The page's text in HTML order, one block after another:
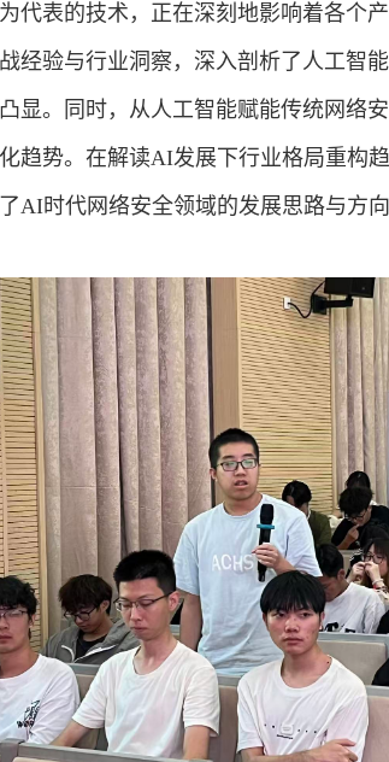
代表的技术，正在深刻地影响着各个
经验与行业洞察，深入剖析了人工智
凸显。同时，从人工智能赋能传统网络
趋势。在解读AI发展下行业格局重构
AI时代网络安全领域的发展思路与方